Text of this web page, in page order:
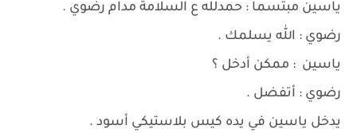
ياسين مبتسماً : حمدلله ع السلامة مدام رضوي .
رضوي : الله يسلمك .
ياسين : ممكن أدخل ؟
رضوي : أتفضل .
يدخل ياسين في يده كيس بلاستيكي أسود .